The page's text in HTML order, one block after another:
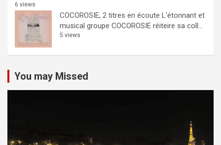
6 views
COCOROSIE, 2 titres en écoute L'étonnant et
musical groupe COCOROSIE réiteire sa coll...
5 views
You may Missed